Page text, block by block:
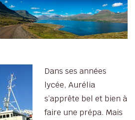
Dans ses années
lycée, Aurélia
s’apprête bel et bien à
faire une prépa. Mais